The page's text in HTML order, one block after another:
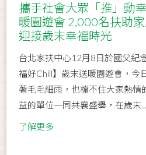
攜手社會大眾「推」動
暖園遊會 2,000名扶助
迎接歲末幸福時光
台北家扶中心12月8日於國父紀
福好Chill】歲末送暖園遊會，今
著毛毛細雨，也檔不住大家熱情
益的單位一同共襄盛舉，在歲末...
了解更多